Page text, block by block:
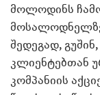
მოლოდინს
მოსალოდნელზე
შედეგად,
კლიენტებთან
კომპანიის